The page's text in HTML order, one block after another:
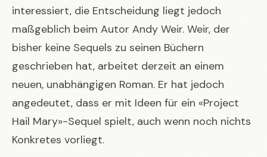
interessiert, die Entscheidung liegt jedoch
maßgeblich beim Autor Andy Weir. Weir, der
bisher keine Sequels zu seinen Büchern
geschrieben hat, arbeitet derzeit an einem
neuen, unabhängigen Roman. Er hat jedoch
angedeutet, dass er mit Ideen für ein «Project
Hail Mary»-Sequel spielt, auch wenn noch nichts
Konkretes vorliegt.